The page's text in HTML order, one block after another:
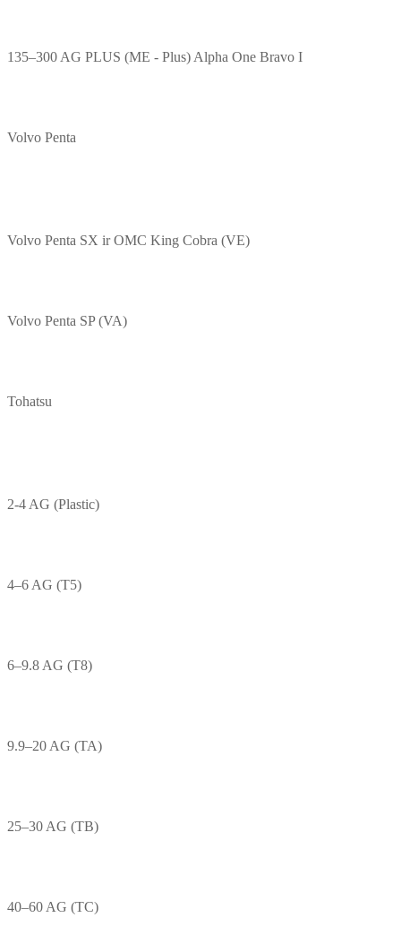
135–300 AG PLUS (ME - Plus) Alpha One Bravo I
Volvo Penta
Volvo Penta SX ir OMC King Cobra (VE)
Volvo Penta SP (VA)
Tohatsu
2-4 AG (Plastic)
4–6 AG (T5)
6–9.8 AG (T8)
9.9–20 AG (TA)
25–30 AG (TB)
40–60 AG (TC)